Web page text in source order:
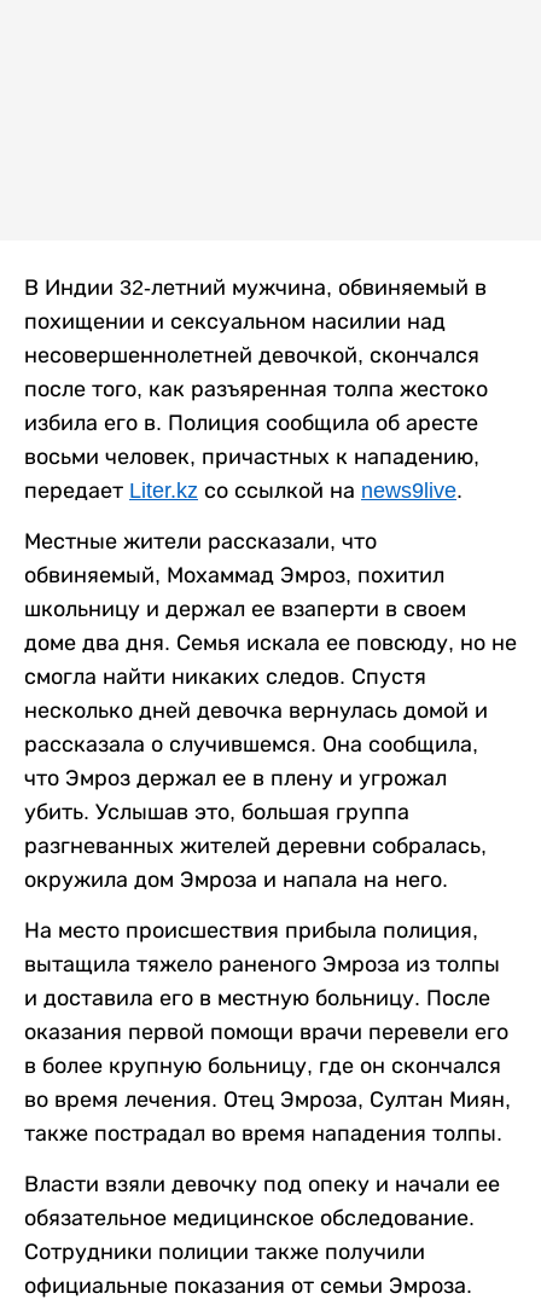
В Индии 32-летний мужчина, обвиняемый в
похищении и сексуальном насилии над
несовершеннолетней девочкой, скончался
после того, как разъяренная толпа жестоко
избила его в. Полиция сообщила об аресте
восьми человек, причастных к нападению,
передает Liter.kz со ссылкой на news9live.
Местные жители рассказали, что
обвиняемый, Мохаммад Эмроз, похитил
школьницу и держал ее взаперти в своем
доме два дня. Семья искала ее повсюду, но не
смогла найти никаких следов. Спустя
несколько дней девочка вернулась домой и
рассказала о случившемся. Она сообщила,
что Эмроз держал ее в плену и угрожал
убить. Услышав это, большая группа
разгневанных жителей деревни собралась,
окружила дом Эмроза и напала на него.
На место происшествия прибыла полиция,
вытащила тяжело раненого Эмроза из толпы
и доставила его в местную больницу. После
оказания первой помощи врачи перевели его
в более крупную больницу, где он скончался
во время лечения. Отец Эмроза, Султан Миян,
также пострадал во время нападения толпы.
Власти взяли девочку под опеку и начали ее
обязательное медицинское обследование.
Сотрудники полиции также получили
официальные показания от семьи Эмроза.